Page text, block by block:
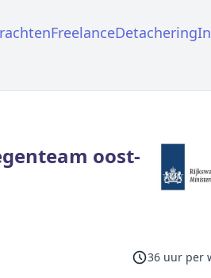
FreelanceDetachering
oost-
36 uur per